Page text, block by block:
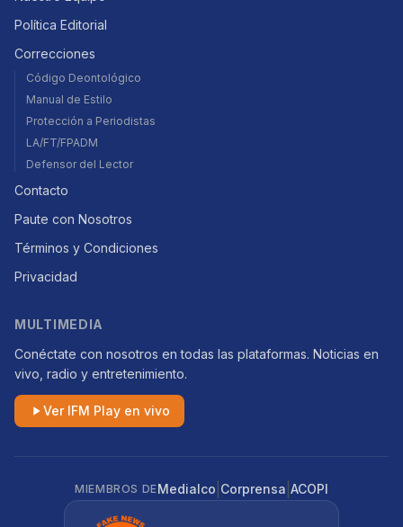
Política Editorial
Correcciones
Código Deontológico
Manual de Estilo
Protección a Periodistas
LA/FT/FPADM
Defensor del Lector
Contacto
Paute con Nosotros
Términos y Condiciones
Privacidad
MULTIMEDIA
Conéctate con nosotros en todas las plataformas. Noticias en
vivo, radio y entretenimiento.
Ver IFM Play en vivo
MIEMBROS DEMedialco Corprensa ACOPI